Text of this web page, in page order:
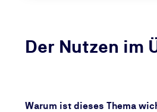
Der Nutzen im
Warum ist dieses Thema